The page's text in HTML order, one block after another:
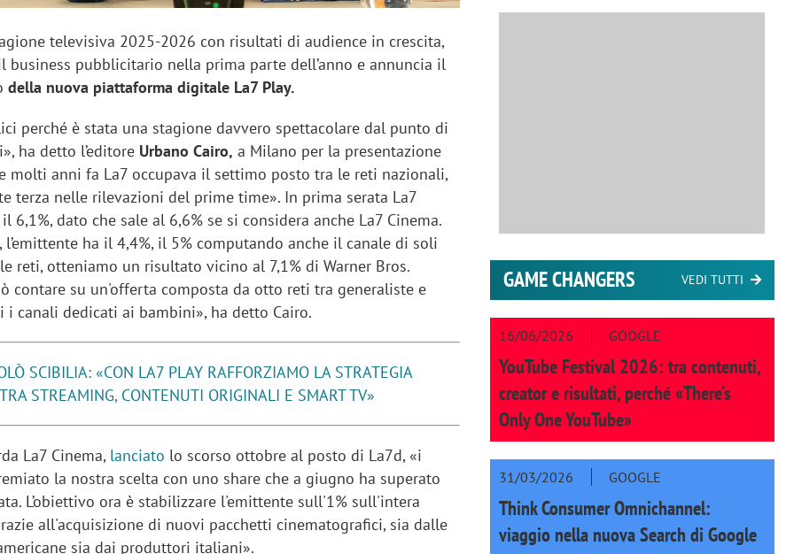
televisiva 2025-2026 con risultati di audience in crescita,
business pubblicitario nella prima parte dell’anno e annuncia il
della nuova piattaforma digitale La7 Play.
perché è stata una stagione davvero spettacolare dal punto di
ha detto l’editore Urbano Cairo, a Milano per la presentazione
molti anni fa La7 occupava il settimo posto tra le reti nazionali,
terza nelle rilevazioni del prime time». In prima serata La7
6,1%, dato che sale al 6,6% se si considera anche La7 Cinema.
ha il 4,4%, il 5% computando anche il canale di soli
reti, otteniamo un risultato vicino al 7,1% di Warner Bros.
contare su un'offerta composta da otto reti tra generaliste e
i canali dedicati ai bambini», ha detto Cairo.
SCIBILIA: «CON LA7 PLAY RAFFORZIAMO LA STRATEGIA
STREAMING, CONTENUTI ORIGINALI E SMART TV»
La7 Cinema, lanciato lo scorso ottobre al posto di La7d, «i
la nostra scelta con uno share che a giugno ha superato
L’obiettivo ora è stabilizzare l'emittente sull'1% sull'intera
all'acquisizione di nuovi pacchetti cinematografici, sia dalle
sia dai produttori italiani».
GAME CHANGERS VEDI TUTTI
16/06/2026 GOOGLE
YouTube Festival 2026: tra contenuti,
creator e risultati, perché «There’s
Only One YouTube»
31/03/2026 GOOGLE
Think Consumer Omnichannel:
viaggio nella nuova Search di Google